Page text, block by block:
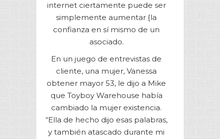
internet ciertamente puede ser
simplemente aumentar {la
confianza en sí mismo de un
asociado.
En un juego de entrevistas de
cliente, una mujer, Vanessa
obtener mayor 53, le dijo a Mike
que Toyboy Warehouse había
cambiado la mujer existencia.
“Ella de hecho dijo esas palabras,
y también atascado durante mi